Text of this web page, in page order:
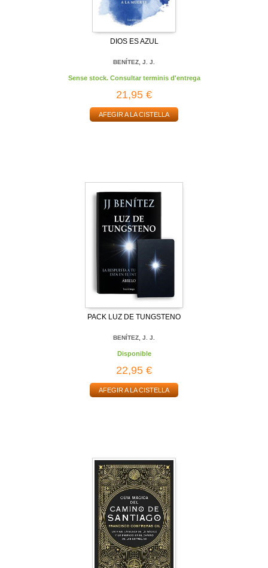
DIOS ES AZUL
BENÍTEZ, J. J.
Sense stock. Consultar terminis d'entrega
21,95 €
AFEGIR A LA CISTELLA
PACK LUZ DE TUNGSTENO
BENÍTEZ, J. J.
Disponible
22,95 €
AFEGIR A LA CISTELLA